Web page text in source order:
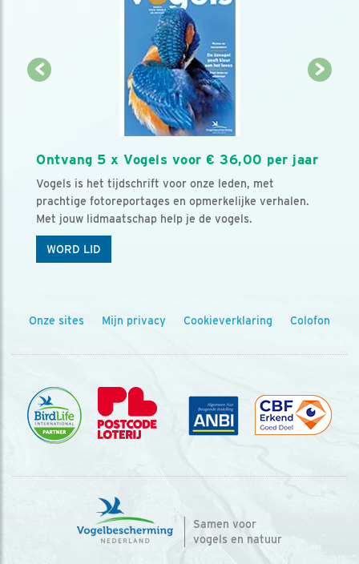
Ontvang 5 x Vogels voor € 36,00 per jaar
Vogels is het tijdschrift voor onze leden, met
prachtige fotoreportages en opmerkelijke verhalen.
Met jouw lidmaatschap help je de vogels.
WORD LID
Onze sites Mijn privacy Cookieverklaring Colofon
Samen voor
vogels en natuur